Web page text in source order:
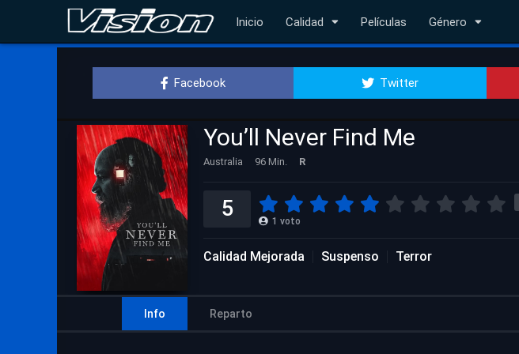
Inicio Calidad Películas Género
Facebook Twitter
You’ll Never Find Me
Australia 96 Min. R
5 1 voto
Calidad Mejorada Suspenso Terror
Info Reparto